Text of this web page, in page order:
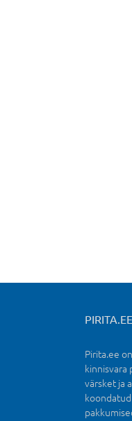
PIRITA.EE
Pirita.ee
kinnisvara
värsket ja